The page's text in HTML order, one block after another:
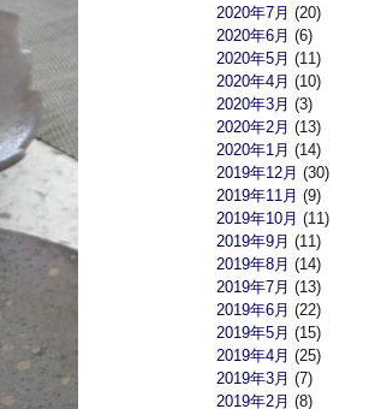
2020年7月 (20)
2020年6月 (6)
2020年5月 (11)
2020年4月 (10)
2020年3月 (3)
2020年2月 (13)
2020年1月 (14)
2019年12月 (30)
2019年11月 (9)
2019年10月 (11)
2019年9月 (11)
2019年8月 (14)
2019年7月 (13)
2019年6月 (22)
2019年5月 (15)
2019年4月 (25)
2019年3月 (7)
2019年2月 (8)